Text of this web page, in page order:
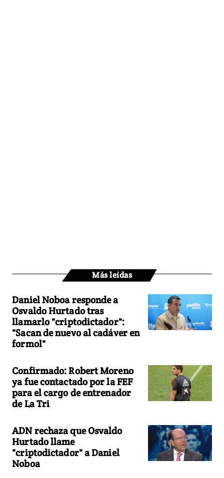
Más leídas
Daniel Noboa responde a
Osvaldo Hurtado tras
llamarlo "criptodictador":
"Sacan de nuevo al cadáver en
formol"
Confirmado: Robert Moreno
ya fue contactado por la FEF
para el cargo de entrenador
de La Tri
ADN rechaza que Osvaldo
Hurtado llame
"criptodictador" a Daniel
Noboa